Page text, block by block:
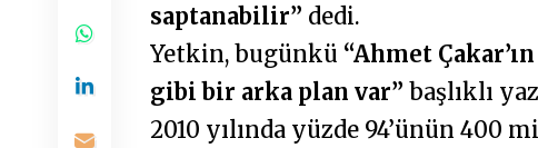
saptanabilir” dedi.
Yetkin, bugünkü “Ahmet
gibi bir arka plan var” başlıklı
2010 yılında yüzde 94’ünün 400